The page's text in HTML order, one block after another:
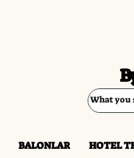
BALONLAR HOTEL